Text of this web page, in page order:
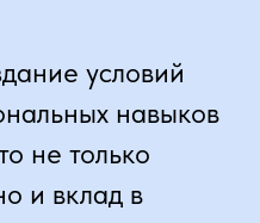
условий
навыков
не только
и вклад в